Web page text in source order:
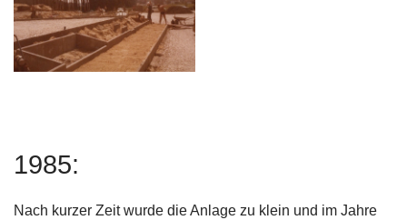
1985:
Nach kurzer Zeit wurde die Anlage zu klein und im Jahre